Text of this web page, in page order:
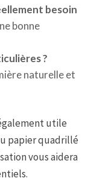
besoin
bonne
?
naturelle et
utile
papier quadrillé
vous aidera